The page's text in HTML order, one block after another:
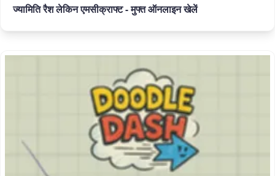
ज्यामिति रैश लेकिन एमसीक्राफ्ट - मुफ्त ऑनलाइन खेलें